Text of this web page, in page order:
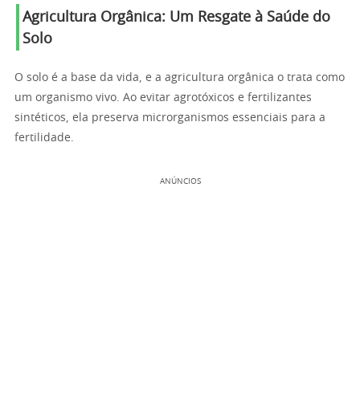
Agricultura Orgânica: Um Resgate à Saúde do
Solo
O solo é a base da vida, e a agricultura orgânica o trata como
um organismo vivo. Ao evitar agrotóxicos e fertilizantes
sintéticos, ela preserva microrganismos essenciais para a
fertilidade.
ANÚNCIOS